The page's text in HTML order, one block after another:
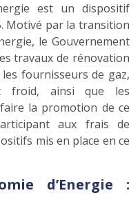
est un dispositif
Motivé par la transition
le Gouvernement
travaux de rénovation
fournisseurs de gaz,
froid, ainsi que les
la promotion de ce
aux frais de
mis en place en ce
d’Energie :